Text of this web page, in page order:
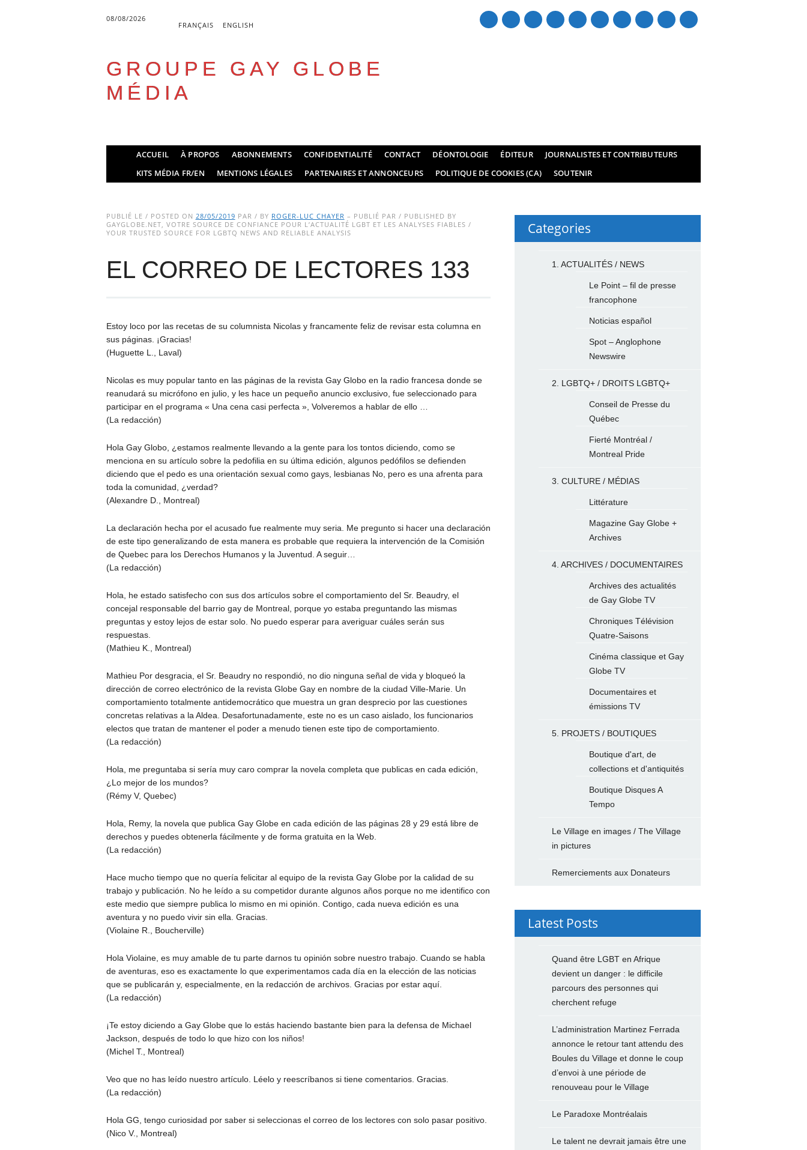
08/08/2026
FRANÇAIS ENGLISH
mail
GROUPE GAY GLOBE
MÉDIA
Main menu
ACCUEIL À PROPOS ABONNEMENTS CONFIDENTIALITÉ CONTACT DÉONTOLOGIE ÉDITEUR
JOURNALISTES ET CONTRIBUTEURS
KITS MÉDIA FR/EN
MENTIONS LÉGALES PARTENAIRES ET ANNONCEURS POLITIQUE DE COOKIES (CA) SOUTENIR
PUBLIÉ LE / POSTED ON 28/05/2019 PAR / BY ROGER-LUC CHAYER – PUBLIÉ PAR / PUBLISHED BY
GAYGLOBE.NET, VOTRE SOURCE DE CONFIANCE POUR L’ACTUALITÉ LGBT ET LES ANALYSES FIABLES /
YOUR TRUSTED SOURCE FOR LGBTQ NEWS AND RELIABLE ANALYSIS
EL CORREO DE LECTORES 133
Estoy loco por las recetas de su columnista Nicolas y francamente feliz de revisar esta columna en
sus páginas. ¡Gracias!
(Huguette L., Laval)
Nicolas es muy popular tanto en las páginas de la revista Gay Globo en la radio francesa donde se
reanudará su micrófono en julio, y les hace un pequeño anuncio exclusivo, fue seleccionado para
participar en el programa « Una cena casi perfecta », Volveremos a hablar de ello …
(La redacción)
Hola Gay Globo, ¿estamos realmente llevando a la gente para los tontos diciendo, como se
menciona en su artículo sobre la pedofilia en su última edición, algunos pedófilos se defienden
diciendo que el pedo es una orientación sexual como gays, lesbianas No, pero es una afrenta para
toda la comunidad, ¿verdad?
(Alexandre D., Montreal)
La declaración hecha por el acusado fue realmente muy seria. Me pregunto si hacer una declaración
de este tipo generalizando de esta manera es probable que requiera la intervención de la Comisión
de Quebec para los Derechos Humanos y la Juventud. A seguir…
(La redacción)
Hola, he estado satisfecho con sus dos artículos sobre el comportamiento del Sr. Beaudry, el
concejal responsable del barrio gay de Montreal, porque yo estaba preguntando las mismas
preguntas y estoy lejos de estar solo. No puedo esperar para averiguar cuáles serán sus
respuestas.
(Mathieu K., Montreal)
Mathieu Por desgracia, el Sr. Beaudry no respondió, no dio ninguna señal de vida y bloqueó la
dirección de correo electrónico de la revista Globe Gay en nombre de la ciudad Ville-Marie. Un
comportamiento totalmente antidemocrático que muestra un gran desprecio por las cuestiones
concretas relativas a la Aldea. Desafortunadamente, este no es un caso aislado, los funcionarios
electos que tratan de mantener el poder a menudo tienen este tipo de comportamiento.
(La redacción)
Hola, me preguntaba si sería muy caro comprar la novela completa que publicas en cada edición,
¿Lo mejor de los mundos?
(Rémy V, Quebec)
Hola, Remy, la novela que publica Gay Globe en cada edición de las páginas 28 y 29 está libre de
derechos y puedes obtenerla fácilmente y de forma gratuita en la Web.
(La redacción)
Hace mucho tiempo que no quería felicitar al equipo de la revista Gay Globe por la calidad de su
trabajo y publicación. No he leído a su competidor durante algunos años porque no me identifico con
este medio que siempre publica lo mismo en mi opinión. Contigo, cada nueva edición es una
aventura y no puedo vivir sin ella. Gracias.
(Violaine R., Boucherville)
Hola Violaine, es muy amable de tu parte darnos tu opinión sobre nuestro trabajo. Cuando se habla
de aventuras, eso es exactamente lo que experimentamos cada día en la elección de las noticias
que se publicarán y, especialmente, en la redacción de archivos. Gracias por estar aquí.
(La redacción)
¡Te estoy diciendo a Gay Globe que lo estás haciendo bastante bien para la defensa de Michael
Jackson, después de todo lo que hizo con los niños!
(Michel T., Montreal)
Veo que no has leído nuestro artículo. Léelo y reescríbanos si tiene comentarios. Gracias.
(La redacción)
Hola GG, tengo curiosidad por saber si seleccionas el correo de los lectores con solo pasar positivo.
(Nico V., Montreal)
Categories
1. ACTUALITÉS / NEWS
Le Point – fil de presse
francophone
Noticias español
Spot – Anglophone
Newswire
2. LGBTQ+ / DROITS LGBTQ+
Conseil de Presse du
Québec
Fierté Montréal /
Montreal Pride
3. CULTURE / MÉDIAS
Littérature
Magazine Gay Globe +
Archives
4. ARCHIVES / DOCUMENTAIRES
Archives des actualités
de Gay Globe TV
Chroniques Télévision
Quatre-Saisons
Cinéma classique et Gay
Globe TV
Documentaires et
émissions TV
5. PROJETS / BOUTIQUES
Boutique d'art, de
collections et d'antiquités
Boutique Disques A
Tempo
Le Village en images / The Village
in pictures
Remerciements aux Donateurs
Latest Posts
Quand être LGBT en Afrique
devient un danger : le difficile
parcours des personnes qui
cherchent refuge
L’administration Martinez Ferrada
annonce le retour tant attendu des
Boules du Village et donne le coup
d’envoi à une période de
renouveau pour le Village
Le Paradoxe Montréalais
Le talent ne devrait jamais être une